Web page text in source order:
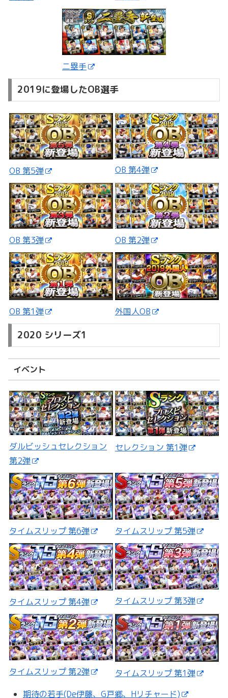
二塁手
2019に登場したOB選手
OB 第5弾 OB 第4弾
OB 第3弾 OB 第2弾
OB 第1弾 外国人OB
2020 シリーズ1
イベント
ダルビッシュセレクション
第2弾
セレクション 第1弾
タイムスリップ 第6弾 タイムスリップ 第5弾
タイムスリップ 第4弾 タイムスリップ 第3弾
タイムスリップ 第2弾
タイムスリップ 第1弾
期待の若手(De伊藤、G戸郷、Hリチャード)